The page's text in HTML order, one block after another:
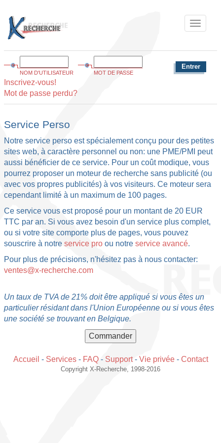
Menu
NOM D'UTILISATEUR MOT DE PASSE
Inscrivez-vous!
Mot de passe perdu?
Service Perso
Notre service perso est spécialement conçu pour des petites
sites web, à caractère personnel ou non: une PME/PMI peut
aussi bénéficier de ce service. Pour un coût modique, vous
pourrez proposer un moteur de recherche sans publicité (ou
avec vos propres publicités) à vos visiteurs. Ce moteur sera
cependant limité à un maximum de 100 pages.
Ce service vous est proposé pour un montant de 20 EUR
TTC par an. Si vous avez besoin d'un service plus complet,
ou si votre site comporte plus de pages, vous pouvez
souscrire à notre service pro ou notre service avancé.
Pour plus de précisions, n'hésitez pas à nous contacter:
ventes@x-recherche.com
Un taux de TVA de 21% doit être appliqué si vous êtes un
particulier résidant dans l'Union Européenne ou si vous êtes
une société se trouvant en Belgique.
Accueil - Services- FAQ- Support- Vie privée- Contact
Copyright X-Recherche, 1998-2016